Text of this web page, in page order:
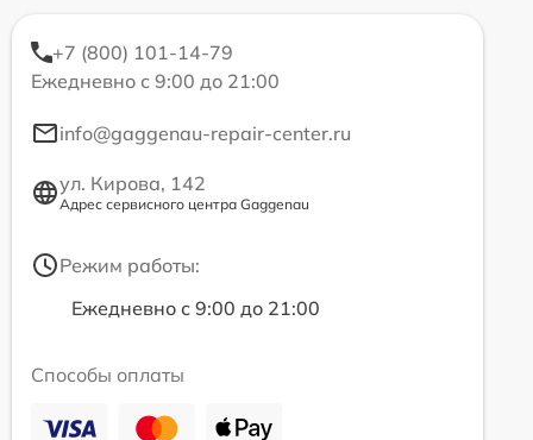
+7 (800) 101-14-79
Ежедневно с 9:00 до 21:00
info@gaggenau-repair-center.ru
ул. Кирова, 142
Адрес сервисного центра Gaggenau
Режим работы:
Ежедневно с 9:00 до 21:00
Способы оплаты